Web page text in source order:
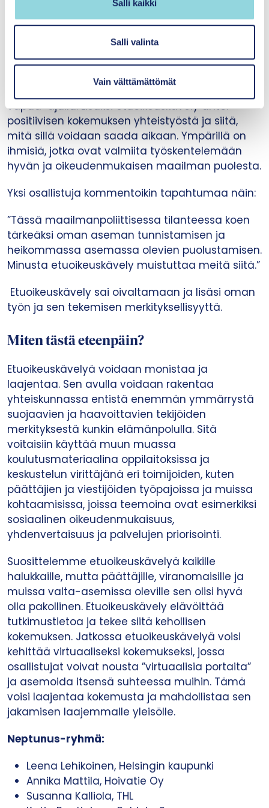
Salli kaikki
Salli valinta
Vain välttämättömät
Kokeilu antoi onnistumisen kokemuksen ja
erityisesti rohkeutta mennä ja tehdä jotakin
konkreettista ja kokemuksellista​. Etuoikeuskävely
muistutti meitä suojaavista ja haavoittavista
tekijöistä ja elämänkokemuksista, ja niitä nostaa
vapaa-ajalla. Lisäksi etuoikeuskävely antoi
positiivisen kokemuksen yhteistyöstä ja siitä,
mitä sillä voidaan saada aikaan​. Ympärillä on
ihmisiä, jotka ovat valmiita työskentelemään
hyvän ja oikeudenmukaisen maailman puolesta.
Yksi osallistuja kommentoikin tapahtumaa näin:
”Tässä maailmanpoliittisessa tilanteessa koen
tärkeäksi oman aseman tunnistamisen ja
heikommassa asemassa olevien puolustamisen.
Minusta etuoikeuskävely muistuttaa meitä siitä.”
Etuoikeuskävely sai oivaltamaan ja lisäsi oman
työn ja sen tekemisen merkityksellisyyttä.​
Miten tästä eteenpäin?
Etuoikeuskävelyä voidaan monistaa ja
laajentaa. Sen avulla voidaan rakentaa
yhteiskunnassa entistä enemmän ymmärrystä
suojaavien ja haavoittavien tekijöiden
merkityksestä kunkin elämänpolulla. Sitä
voitaisiin käyttää muun muassa
koulutusmateriaalina oppilaitoksissa ja
keskustelun virittäjänä eri toimijoiden, kuten
päättäjien ja viestijöiden työpajoissa ja muissa
kohtaamisissa, joissa teemoina ovat esimerkiksi
sosiaalinen oikeudenmukaisuus,
yhdenvertaisuus ja palvelujen priorisointi​.
Suosittelemme etuoikeuskävelyä kaikille
halukkaille, mutta päättäjille, viranomaisille ja
muissa valta-asemissa oleville sen olisi hyvä
olla pakollinen. Etuoikeuskävely elävöittää
tutkimustietoa ja tekee siitä kehollisen
kokemuksen. Jatkossa etuoikeuskävelyä voisi
kehittää virtuaaliseksi kokemukseksi, jossa
osallistujat voivat nousta ”virtuaalisia portaita”
ja asemoida itsensä suhteessa muihin. Tämä
voisi laajentaa kokemusta ja mahdollistaa sen
jakamisen laajemmalle yleisölle.
Neptunus-ryhmä:
Leena Lehikoinen, Helsingin kaupunki
Annika Mattila, Hoivatie Oy
Susanna Kalliola, THL